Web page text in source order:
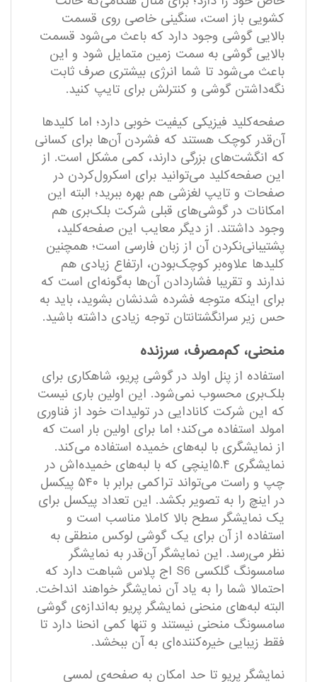
کشویی باز است، سنگینی خاصی روی قسمت
بالایی گوشی وجود دارد که باعث می‌شود قسمت
بالایی گوشی به سمت زمین متمایل شود و این
باعث می‌شود تا شما انرژی بیشتری صرف ثابت
نگه‌داشتن گوشی و کنترلش برای تایپ کنید.
صفحه‌کلید فیزیکی کیفیت خوبی دارد؛ اما کلید‌ها
آن‌قدر کوچک هستند که فشردن آن‌ها برای کسانی
که انگشت‌های بزرگی دارند، کمی مشکل است. از
این صفحه‌کلید می‌توانید برای اسکرول‌کردن در
صفحات و تایپ لغزشی هم بهره ببرید؛ البته این
امکانات در گوشی‌های قبلی شرکت بلک‌بری هم
وجود داشتند. از دیگر معایب این صفحه‌کلید،
پشتیبانی‌نکردن آن از زبان فارسی است؛ همچنین
کلید‌ها علاوه‌بر کوچک‌بودن، ارتفاع زیادی هم
ندارند و تقریبا فشاردادن آن‌ها به‌گونه‌ای است که
برای اینکه متوجه فشرده شدنشان بشوید، باید به
حس زیر سرانگشتانتان توجه زیادی داشته باشید.
منحنی، کم‌مصرف، سرزنده
استفاده از پنل اولد در گوشی پریو، شاهکاری برای
بلک‌بری محسوب نمی‌شود. این اولین باری نیست
که این شرکت کانادایی در تولیدات خود از فناوری
امولد استفاده می‌کند؛ اما برای اولین بار است که
از نمایشگری با لبه‌های خمیده استفاده می‌کند.
نمایشگری ۵.۴اینچی که با لبه‌های خمیده‌اش در
چپ و راست می‌تواند تراکمی برابر با ۵۴۰ پیکسل
در اینچ را به تصویر بکشد. این تعداد پیکسل برای
یک نمایشگر سطح بالا کاملا مناسب است و
استفاده از آن برای یک گوشی لوکس منطقی به
نظر می‌رسد. این نمایشگر آن‌قدر به نمایشگر
سامسونگ گلکسی S6 اج پلاس شباهت دارد که
احتمالا شما را به یاد آن نمایشگر خواهند انداخت.
البته لبه‌های منحنی نمایشگر پریو به‌اندازه‌ی گوشی
سامسونگ منحنی نیستند و تنها کمی انحنا دارد تا
فقط زیبایی خیره‌کننده‌ای به آن ببخشد.
نمایشگر پریو تا حد امکان به صفحه‌ی لمسی